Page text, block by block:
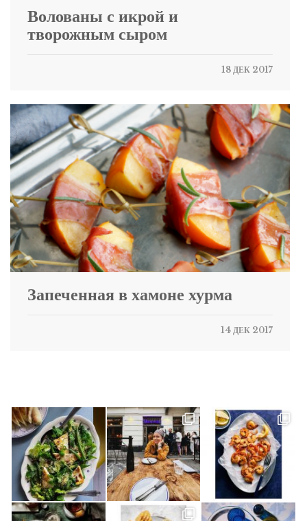
Волованы с икрой и
творожным сыром
18 ДЕК 2017
Запеченная в хамоне хурма
14 ДЕК 2017